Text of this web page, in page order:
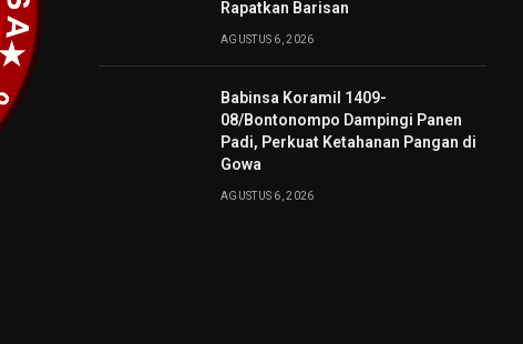
Rapatkan Barisan
AGUSTUS 6, 2026
Babinsa Koramil 1409-
08/Bontonompo Dampingi Panen
Padi, Perkuat Ketahanan Pangan di
Gowa
AGUSTUS 6, 2026